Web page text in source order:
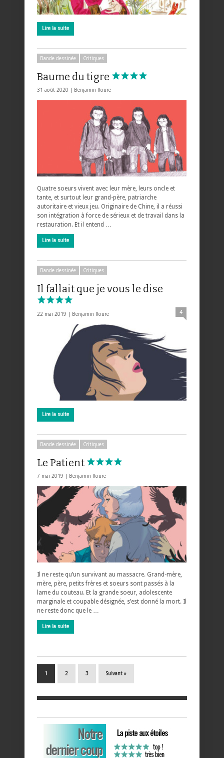
Lire la suite
Bande dessinée Critiques
Baume du tigre
31 août 2020 | Benjamin Roure
Quatre soeurs vivent avec leur mère, leurs oncle et
tante, et surtout leur grand-père, patriarche
autoritaire et vieux jeu. Originaire de Chine, il a réussi
son intégration à force de sérieux et de travail dans la
restauration. Et il entend …
Lire la suite
Bande dessinée Critiques
Il fallait que je vous le dise
22 mai 2019 | Benjamin Roure 4
Lire la suite
Bande dessinée Critiques
Le Patient
7 mai 2019 | Benjamin Roure
Il ne reste qu’un survivant au massacre. Grand-mère,
mère, père, petits frères et soeurs sont passés à la
lame du couteau. Et la grande soeur, adolescente
marginale et coupable désignée, s’est donné la mort. Il
ne reste donc que le …
Lire la suite
1 2 3 Suivant »